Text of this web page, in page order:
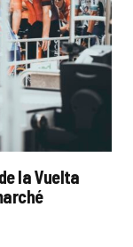
la Vuelta